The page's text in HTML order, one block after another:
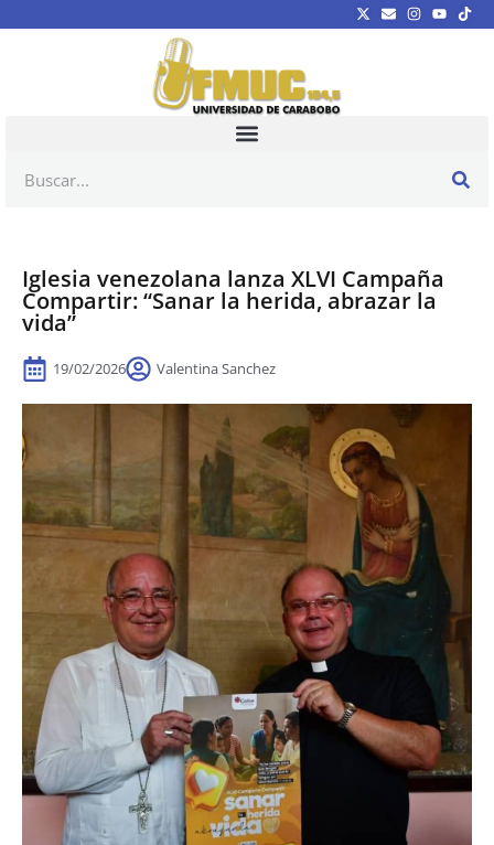
Iglesia venezolana lanza XLVI Campaña
Compartir: “Sanar la herida, abrazar la
vida”
19/02/2026 Valentina Sanchez